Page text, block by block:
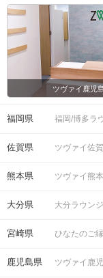
ツヴァイ鹿児
福岡県 福岡/博多ラ
佐賀県 ツヴァイ佐賀
熊本県 ツヴァイ熊本
大分県 大分ラウンジ
宮崎県 ひなたのご
鹿児島県 ツヴァイ鹿